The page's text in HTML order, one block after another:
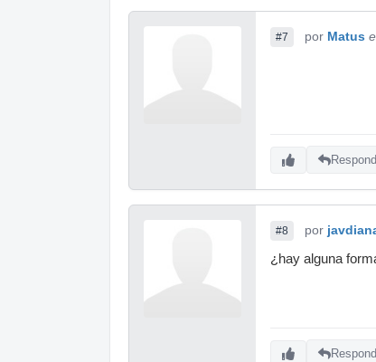
#7 por Matus
#8 por
¿hay alguna